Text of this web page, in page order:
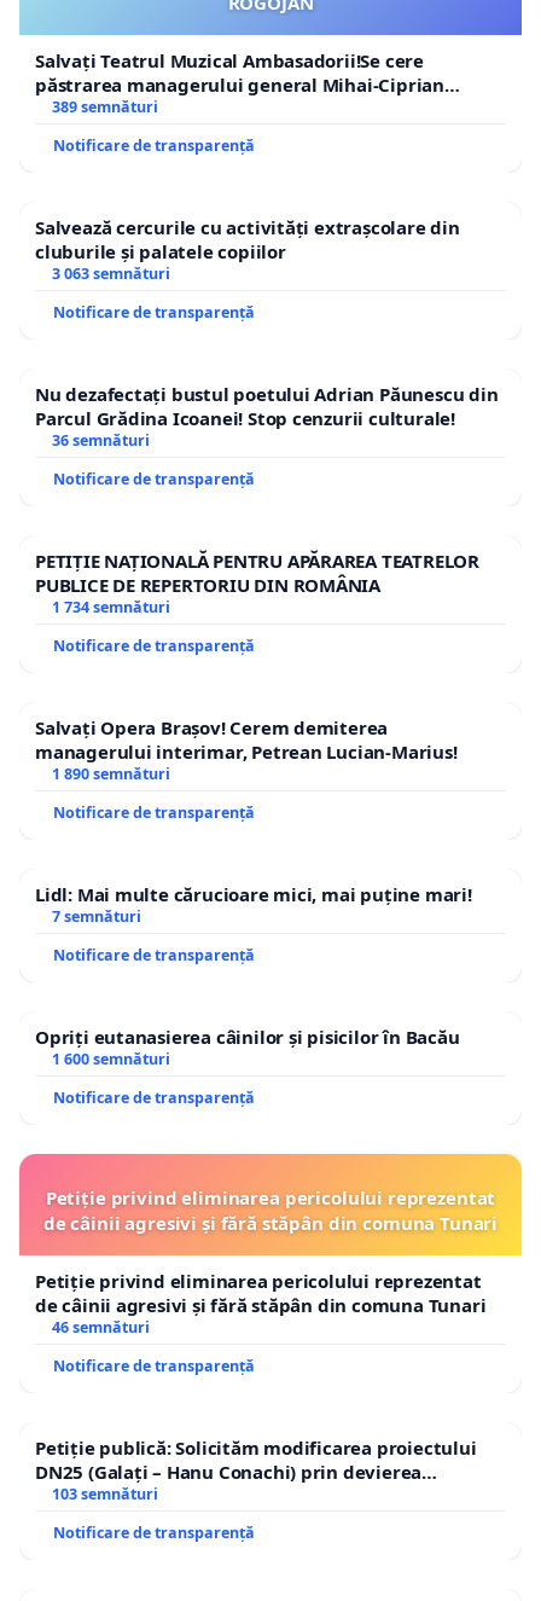
listă succesorală a unei curtezane căreia, ca
XIV-lea i-ar fi făcut cadou vreo trei camere din
Palatul Versailles?
Salvaţi Muzeul de Artă din Cluj-Napoca!
Cluj, la 24 septembrie 2023
Cornea
Leontin Horaţiu
Salvați Teatrul Muzical Ambasadorii!Se cere
păstrarea managerului general Mihai-Ciprian
ROGOJAN
389 semnături
Notificare de transparență
Salvează cercurile cu activități extrașcolare din
cluburile și palatele copiilor
3 063 semnături
Notificare de transparență
Nu dezafectați bustul poetului Adrian Păunescu din
Parcul Grădina Icoanei! Stop cenzurii culturale!
36 semnături
Notificare de transparență
PETIȚIE NAȚIONALĂ PENTRU APĂRAREA TEATRELOR
PUBLICE DE REPERTORIU DIN ROMÂNIA
1 734 semnături
Notificare de transparență
Salvați Opera Brașov! Cerem demiterea
managerului interimar, Petrean Lucian-Marius!
1 890 semnături
Notificare de transparență
Lidl: Mai multe cărucioare mici, mai puține mari!
7 semnături
Notificare de transparență
Opriți eutanasierea câinilor și pisicilor în Bacău
1 600 semnături
Notificare de transparență
Petiție privind eliminarea pericolului reprezentat
de câinii agresivi și fără stăpân din comuna Tunari
Petiție privind eliminarea pericolului reprezentat
de câinii agresivi și fără stăpân din comuna Tunari
46 semnături
Notificare de transparență
Petiție publică: Solicităm modificarea proiectului
DN25 (Galați – Hanu Conachi) prin devierea
traseului în afara localităților!
103 semnături
Notificare de transparență